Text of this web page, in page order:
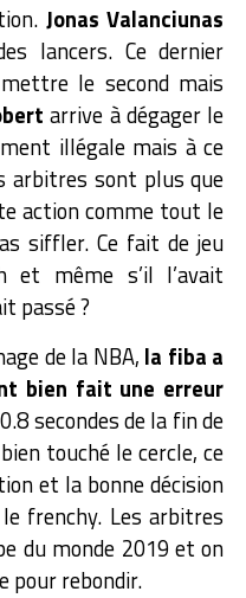
Jonas Valanciunas
lancers. Ce dernier
le second mais
arrive à dégager le
illégale mais à ce
arbitres sont plus que
action comme tout le
siffler. Ce fait de jeu
et même s’il l’avait
passé ?
de la NBA, la fiba a
bien fait une erreur
secondes de la fin de
touché le cercle, ce
et la bonne décision
frenchy. Les arbitres
du monde 2019 et on
pour rebondir.